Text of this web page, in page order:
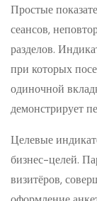
Простые
сеансов,
разделов.
при которых
одиночной
демонстрирует
Целевые
бизнес-целей.
визитёров,